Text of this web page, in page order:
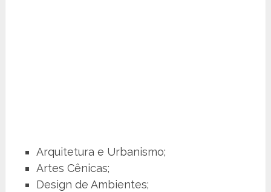
Arquitetura e Urbanismo;
Artes Cênicas;
Design de Ambientes;